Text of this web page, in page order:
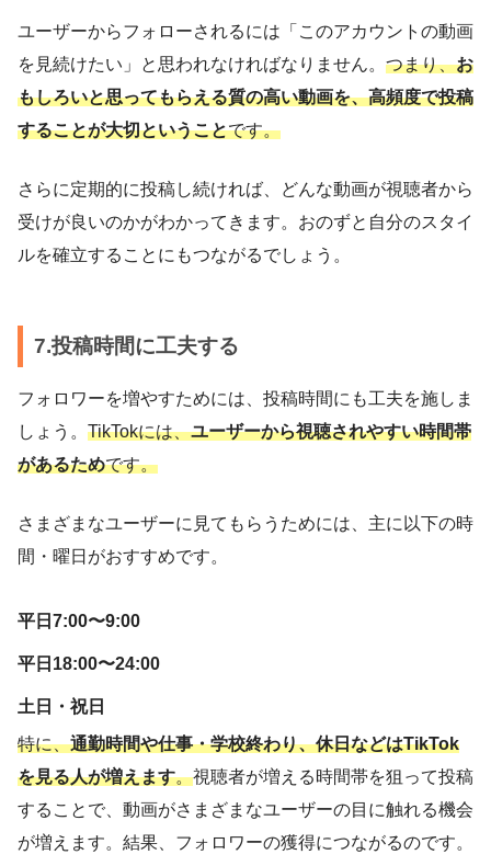
ユーザーからフォローされるには「このアカウントの動画
を見続けたい」と思われなければなりません。 つまり、お
もしろいと思ってもらえる質の高い動画を、高頻度で投稿
することが大切ということです。
さらに定期的に投稿し続ければ、どんな動画が視聴者から
受けが良いのかがわかってきます。おのずと自分のスタイ
ルを確立することにもつながるでしょう。
7.投稿時間に工夫する
フォロワーを増やすためには、投稿時間にも工夫を施しま
しょう。 TikTokには、ユーザーから視聴されやすい時間帯
があるためです。
さまざまなユーザーに見てもらうためには、主に以下の時
間・曜日がおすすめです。
平日7:00〜9:00
平日18:00〜24:00
土日・祝日
特に、通勤時間や仕事・学校終わり、休日などはTikTok
を見る人が増えます。視聴者が増える時間帯を狙って投稿
することで、動画がさまざまなユーザーの目に触れる機会
が増えます。結果、フォロワーの獲得につながるのです。